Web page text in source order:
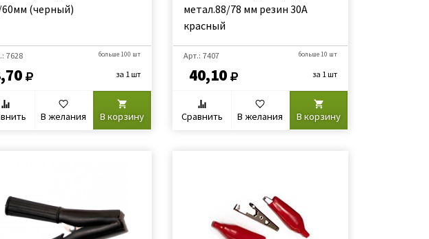
(черный)
7628 больше 100 шт
за 1 шт
В желания В корзину
метал.88/78 мм резин 30А
красный
Арт.: 7407
40,10
больше 10 шт
за 1 шт
Сравнить В желания В корзину